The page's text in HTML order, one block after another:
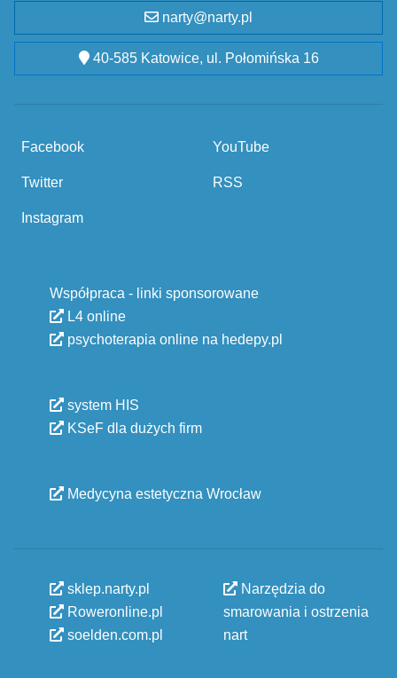
narty@narty.pl
40-585 Katowice, ul. Połomińska 16
Facebook
Twitter
Instagram
YouTube
RSS
Współpraca - linki sponsorowane
L4 online
psychoterapia online na hedepy.pl
system HIS
KSeF dla dużych firm
Medycyna estetyczna Wrocław
sklep.narty.pl
Roweronline.pl
soelden.com.pl
Narzędzia do
smarowania i ostrzenia
nart